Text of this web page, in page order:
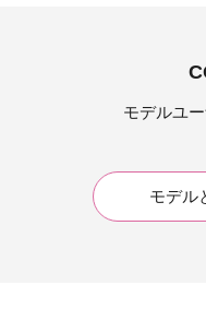
モデルユ
モデル